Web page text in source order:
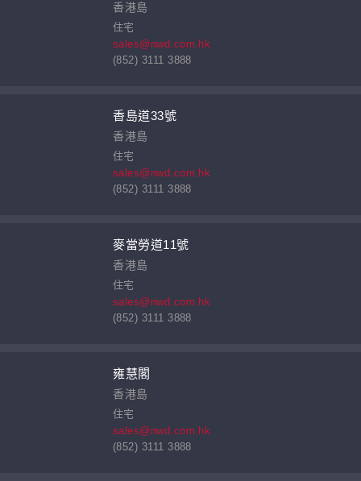
香港島
住宅
sales@nwd.com.hk
(852) 3111 3888
香島道33號
香港島
住宅
sales@nwd.com.hk
(852) 3111 3888
麥當勞道11號
香港島
住宅
sales@nwd.com.hk
(852) 3111 3888
雍慧閣
香港島
住宅
sales@nwd.com.hk
(852) 3111 3888